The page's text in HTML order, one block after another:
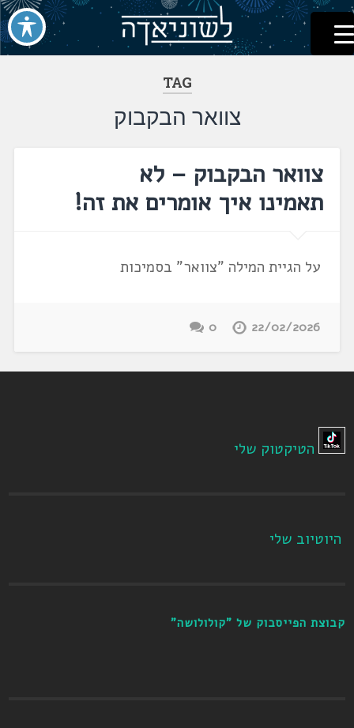
דלג
לתוכן
לשוניאדה
עברית. לשון. שפה
TAG
צוואר הבקבוק
צוואר הבקבוק – לא
תאמינו איך אומרים את זה!
על הגיית המילה "צוואר" בסמיכות
22/02/2026
0
הטיקטוק שלי
היוטיוב שלי
קבוצת הפייסבוק של "קולולושה"